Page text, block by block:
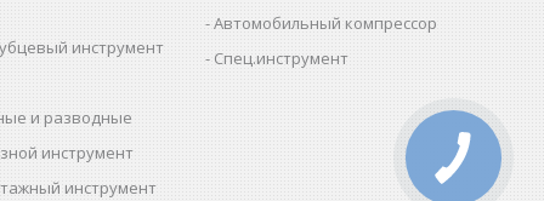
инструмент
и разводные
инструмент
инструмент
Автомобильный компрессор
Спец.инструмент